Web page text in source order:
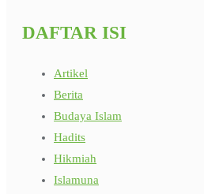
DAFTAR ISI
Artikel
Berita
Budaya Islam
Hadits
Hikmiah
Islamuna